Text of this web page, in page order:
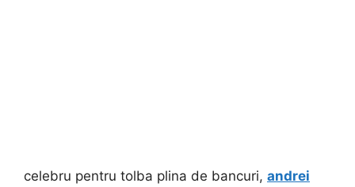
celebru pentru tolba plina de bancuri, andrei